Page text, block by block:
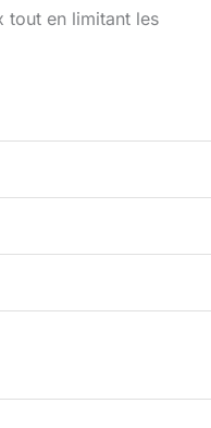
tout en limitant les